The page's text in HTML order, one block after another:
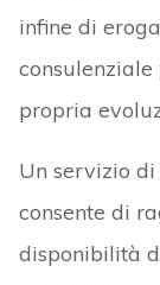
infine di
propria
Un servizio
consente di
disponibilità